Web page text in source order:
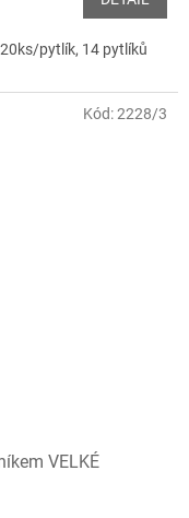
pytlík, 14 pytlíků
VELKÉ
Kód:2228/3